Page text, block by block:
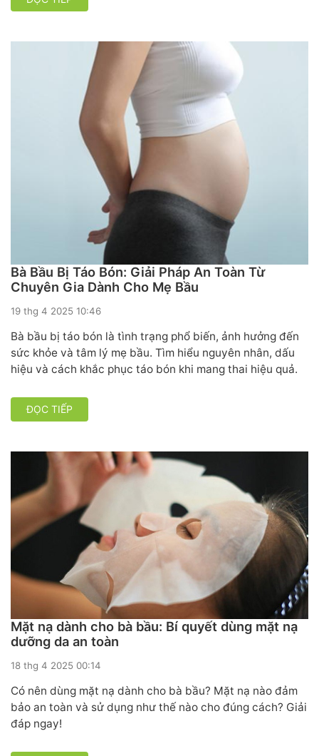
Bà Bầu Bị Táo Bón: Giải Pháp An Toàn Từ
Chuyên Gia Dành Cho Mẹ Bầu
19 thg 4 2025 10:46
Bà bầu bị táo bón là tình trạng phổ biến, ảnh hưởng đến
sức khỏe và tâm lý mẹ bầu. Tìm hiểu nguyên nhân, dấu
hiệu và cách khắc phục táo bón khi mang thai hiệu quả.
ĐỌC TIẾP
Mặt nạ dành cho bà bầu: Bí quyết dùng mặt nạ
dưỡng da an toàn
18 thg 4 2025 00:14
Có nên dùng mặt nạ dành cho bà bầu? Mặt nạ nào đảm
bảo an toàn và sử dụng như thế nào cho đúng cách? Giải
đáp ngay!